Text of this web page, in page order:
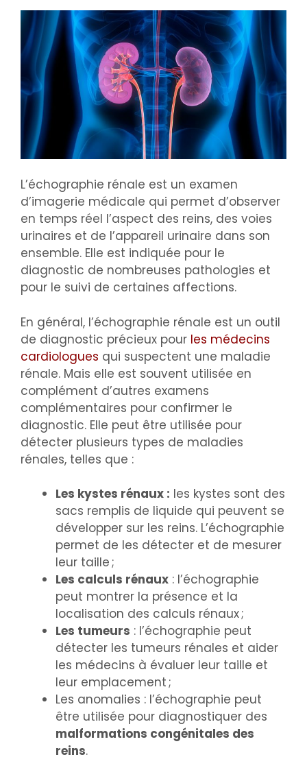
L’échographie rénale est un examen
d’imagerie médicale qui permet d’observer
en temps réel l’aspect des reins, des voies
urinaires et de l’appareil urinaire dans son
ensemble. Elle est indiquée pour le
diagnostic de nombreuses pathologies et
pour le suivi de certaines affections.
En général, l’échographie rénale est un outil
de diagnostic précieux pour les médecins
cardiologues qui suspectent une maladie
rénale. Mais elle est souvent utilisée en
complément d’autres examens
complémentaires pour confirmer le
diagnostic. Elle peut être utilisée pour
détecter plusieurs types de maladies
rénales, telles que :
Les kystes rénaux : les kystes sont des
sacs remplis de liquide qui peuvent se
développer sur les reins. L’échographie
permet de les détecter et de mesurer
leur taille ;
Les calculs rénaux : l’échographie
peut montrer la présence et la
localisation des calculs rénaux ;
Les tumeurs : l’échographie peut
détecter les tumeurs rénales et aider
les médecins à évaluer leur taille et
leur emplacement ;
Les anomalies : l’échographie peut
être utilisée pour diagnostiquer des
malformations congénitales des
reins.